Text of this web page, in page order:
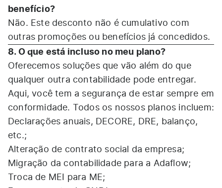
benefício?
Não. Este desconto não é cumulativo com
outras promoções ou benefícios já concedidos.
8. O que está incluso no meu plano?
Oferecemos soluções que vão além do que
qualquer outra contabilidade pode entregar.
Aqui, você tem a segurança de estar sempre em
conformidade. Todos os nossos planos incluem:
Declarações anuais, DECORE, DRE, balanço,
etc.;
Alteração de contrato social da empresa;
Migração da contabilidade para a Adaflow;
Troca de MEI para ME;